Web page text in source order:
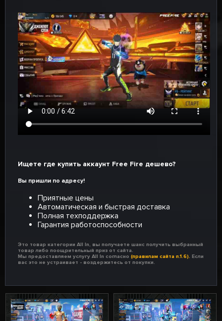
Ищете где купить аккаунт Free Fire дешево?
Вы пришли по адресу!
Приятные цены
Автоматическая и быстрая доставка
Полная техподдержка
Гарантия работоспособности
Это товар категории All In, вы получаете шанс получить выбранный
товар либо поощрительный приз от сайта.
Мы предоставляем услугу All In согласно (правилам сайта п.1.6). Если
вас это не устраивает - воздержитесь от покупки.